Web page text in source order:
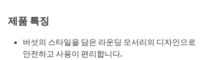
제품 특징
버섯의 스타일을 담은 라운딩 모서리의 디자인으로
안전하고 사용이 편리합니다.